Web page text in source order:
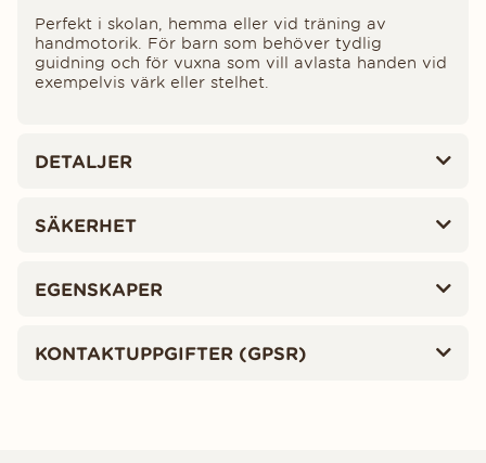
Perfekt i skolan, hemma eller vid träning av
handmotorik. För barn som behöver tydlig
guidning och för vuxna som vill avlasta handen vid
exempelvis värk eller stelhet.
DETALJER
SÄKERHET
EGENSKAPER
KONTAKTUPPGIFTER (GPSR)